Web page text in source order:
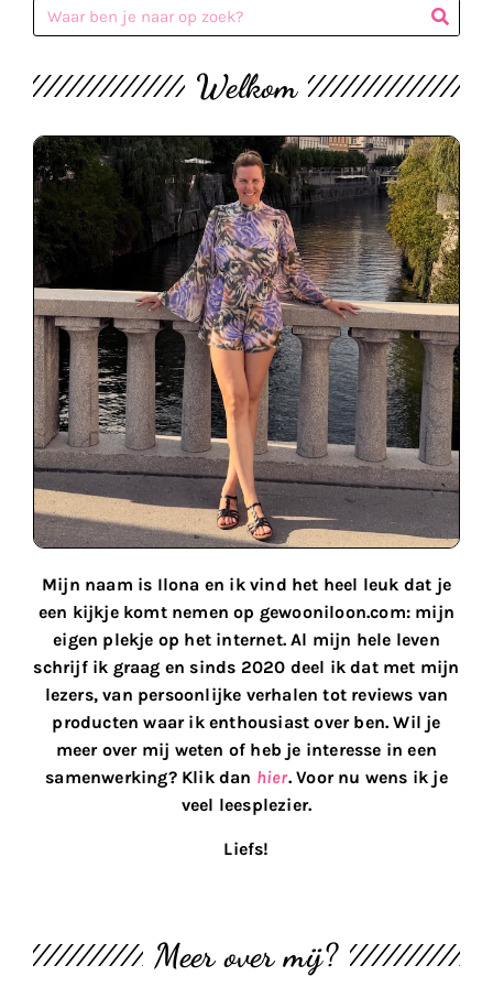
Welkom
Mijn naam is Ilona en ik vind het heel leuk dat je
een kijkje komt nemen op gewooniloon.com: mijn
eigen plekje op het internet. Al mijn hele leven
schrijf ik graag en sinds 2020 deel ik dat met mijn
lezers, van persoonlijke verhalen tot reviews van
producten waar ik enthousiast over ben. Wil je
meer over mij weten of heb je interesse in een
samenwerking? Klik dan hier. Voor nu wens ik je
veel leesplezier.
Liefs!
Meer over mij?